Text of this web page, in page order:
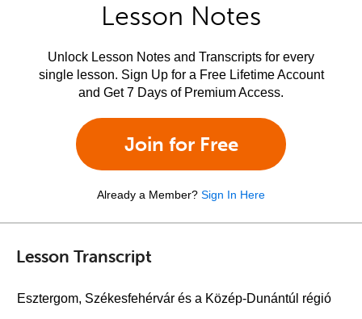
Lesson Notes
Unlock Lesson Notes and Transcripts for every
single lesson. Sign Up for a Free Lifetime Account
and Get 7 Days of Premium Access.
Join for Free
Already a Member? Sign In Here
Lesson Transcript
Esztergom, Székesfehérvár és a Közép-Dunántúl régió